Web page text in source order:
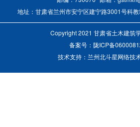
地址：甘肃省兰州市安宁区建宁路3001号科
Copyright 2021 甘肃省土木建筑
备案号： 陇ICP备
技术支持：兰州北斗星网络技